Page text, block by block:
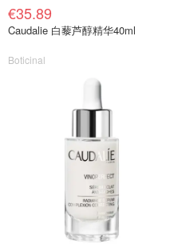
€35.89
Caudalie 白藜芦醇精华40ml
Boticinal